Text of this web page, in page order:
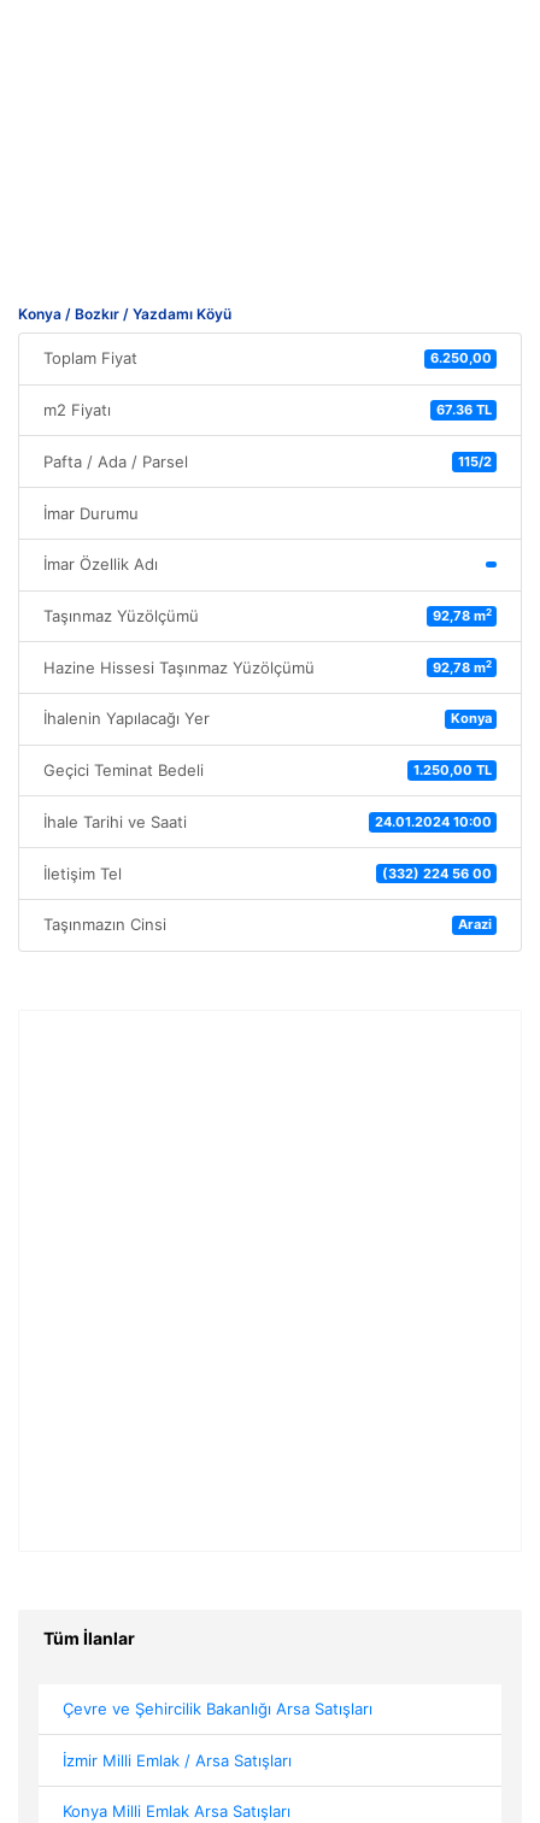
Konya / Bozkır / Yazdamı Köyü
Toplam Fiyat 6.250,00
m2 Fiyatı 67.36 TL
Pafta / Ada / Parsel 115/2
İmar Durumu
İmar Özellik Adı
Taşınmaz Yüzölçümü 92,78 m2
Hazine Hissesi Taşınmaz Yüzölçümü 92,78 m2
İhalenin Yapılacağı Yer Konya
Geçici Teminat Bedeli 1.250,00 TL
İhale Tarihi ve Saati 24.01.2024 10:00
İletişim Tel (332) 224 56 00
Taşınmazın Cinsi Arazi
Tüm İlanlar
Çevre ve Şehircilik Bakanlığı Arsa Satışları
İzmir Milli Emlak / Arsa Satışları
Konya Milli Emlak Arsa Satışları